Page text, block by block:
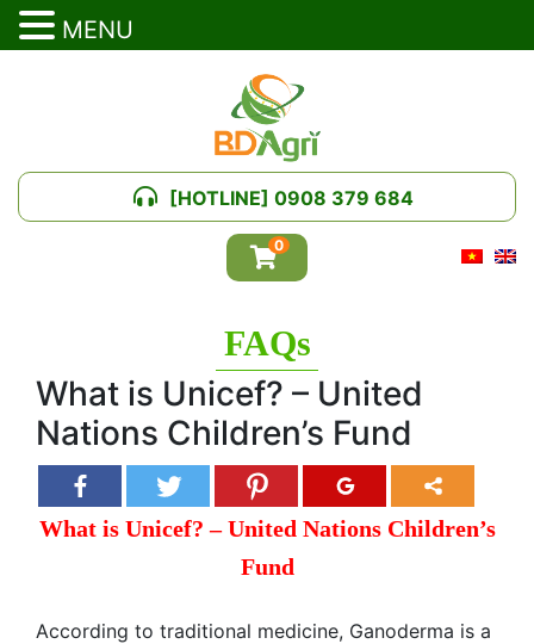
[HOTLINE] 0908 379 684
0
FAQs
What is Unicef? – United
Nations Children’s Fund
What is Unicef? – United Nations Children’s
Fund
According to traditional medicine, Ganoderma is a
MENU